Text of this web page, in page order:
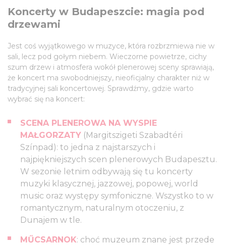
Koncerty w Budapeszcie: magia pod
drzewami
Jest coś wyjątkowego w muzyce, która rozbrzmiewa nie w
sali, lecz pod gołym niebem. Wieczorne powietrze, cichy
szum drzew i atmosfera wokół plenerowej sceny sprawiają,
że koncert ma swobodniejszy, nieoficjalny charakter niż w
tradycyjnej sali koncertowej. Sprawdźmy, gdzie warto
wybrać się na koncert:
SCENA PLENEROWA NA WYSPIE
MAŁGORZATY (Margitszigeti Szabadtéri
Színpad): to jedna z najstarszych i
najpiękniejszych scen plenerowych Budapesztu.
W sezonie letnim odbywają się tu koncerty
muzyki klasycznej, jazzowej, popowej, world
music oraz występy symfoniczne. Wszystko to w
romantycznym, naturalnym otoczeniu, z
Dunajem w tle.
MŰCSARNOK: choć muzeum znane jest przede